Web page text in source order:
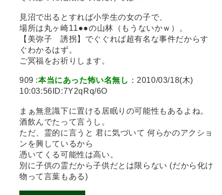
見沼で出るとすれば小学生の女の子で、
場所は丸ヶ崎11●●の山林（もうないかｗ）。
【美弥子 誘拐】でぐぐれば超有名な事件だからす
ぐわかるはず。
ご冥福をお祈りします。
909 :本当にあった怖い名無し ：2010/03/18(木)
10:03:56ID:7Y2qRq/6O
まぁ無意識下に置ける居眠りの可能性もあるよね。
酒飲んでたって言うし。
ただ、霊的に言うと 君に気づいて 何らかのアクショ
ンを興しているから
憑いてくる可能性は高い。
別に子供の霊だから子供だとは限らない (だから化け
物って言葉もある)